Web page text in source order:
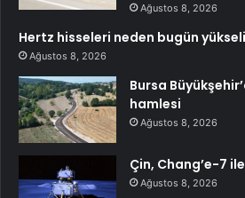
Ağustos 8, 2026
Hertz hisseleri neden bugün
Ağustos 8, 2026
Bursa
hamlesi
Ağustos 8, 2026
Çin, Chang’e-7
Ağustos 8, 2026